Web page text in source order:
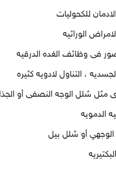
للكحوليات
الوراثيه
فى وظائف الغده الدرقيه
، التناول لادويه كثيره
مثل شلل الوجه النصفى أو
الدمويه
الوجهي أو شلل بيل